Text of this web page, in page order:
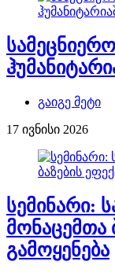
გაიგე მეტი
17 ივნისი 2026
სემინარი:
მონაცემთა
გამოყენება